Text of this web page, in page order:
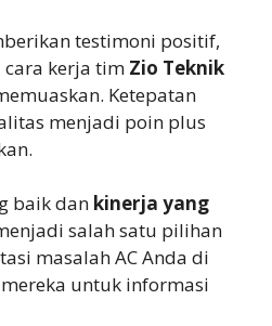
testimoni positif,
kerja tim Zio Teknik
Ketepatan
menjadi poin plus
baik dan kinerja yang
salah satu pilihan
masalah AC Anda di
untuk informasi